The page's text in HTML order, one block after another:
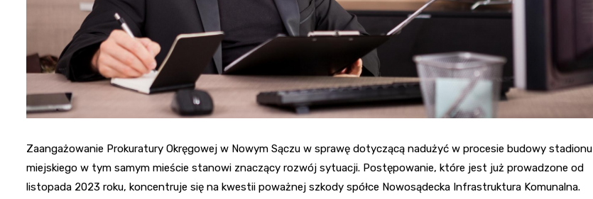
Zaangażowanie Prokuratury Okręgowej w Nowym Sączu w sprawę dotyczącą nadużyć w procesie budowy stadionu
miejskiego w tym samym mieście stanowi znaczący rozwój sytuacji. Postępowanie, które jest już prowadzone od
listopada 2023 roku, koncentruje się na kwestii poważnej szkody spółce Nowosądecka Infrastruktura Komunalna.